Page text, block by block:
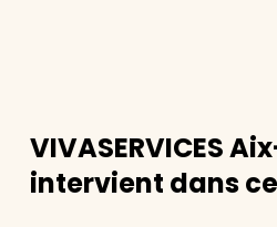
VIVASERVICES
intervient dans